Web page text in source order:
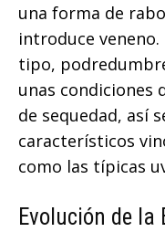
una forma de
introduce veneno.
tipo,
unas condiciones
de sequedad, así
característicos
como las típicas
Evolución de la